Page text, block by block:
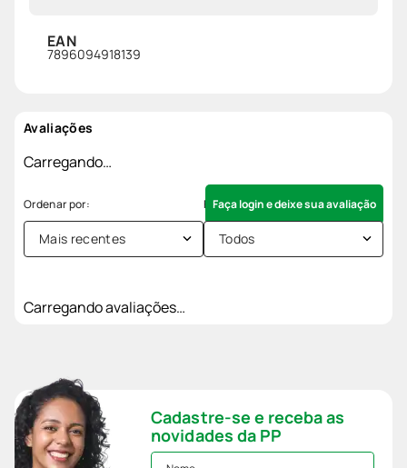
EAN
7896094918139
Avaliações
Carregando…
Faça login e deixe sua avaliação
Mais recentes Todos
Carregando avaliações…
Cadastre-se e receba as
novidades da PP